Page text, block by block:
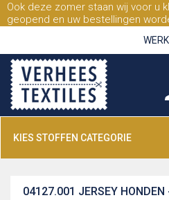
Ook deze zomer staan wij voor u
geopend en uw bestellingen
KIES STOFFEN CATEGORIE
JERSEY
04127.001